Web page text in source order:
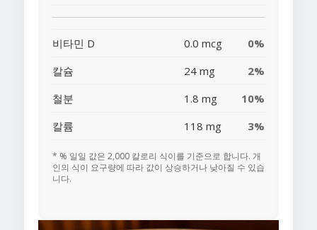
비타민 D 0.0 mcg
0%
칼슘
24 mg
2%
철분
1.8 mg
10%
칼륨
118 mg 3%
* % 일일 값은 2,000 칼로리 식이를 기준으로 합니다. 개
인의 식이 요구량에 따라 값이 상승하거나 낮아질 수 있습
니다.